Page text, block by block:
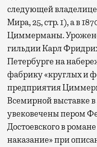
следующей
Мира, 25, стр. 1), а в
Циммерманы.
гильдии Карл
Петербурге на
фабрику «круглых и
предприятия
Всемирной выставке
увековечены пером
Достоевского в
наказание» при